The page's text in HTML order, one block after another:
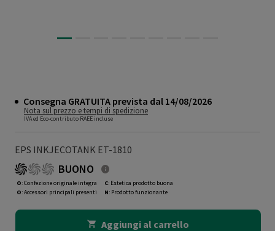
Consegna GRATUITA prevista dal 14/08/2026
Nota sul prezzo e tempi di spedizione
IVA ed Eco-contributo RAEE incluse
EPS INKJECOTANK ET-1810
BUONO
O: Confezione originale integra
O: Accessori principali presenti
C: Estetica prodotto buona
N: Prodotto funzionante
Aggiungi al carrello